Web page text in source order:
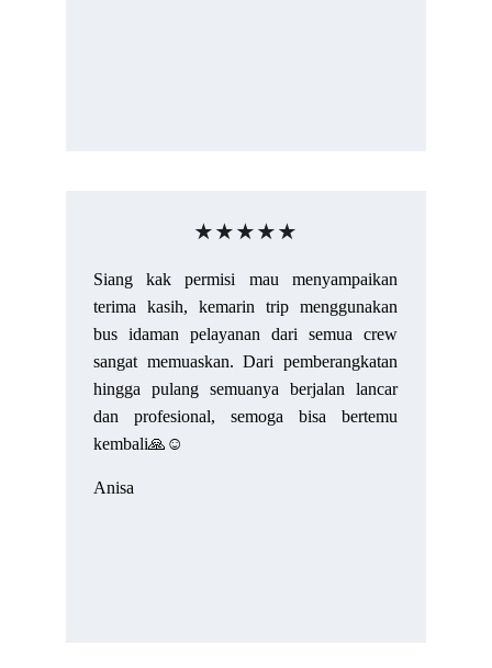
Siang kak permisi mau menyampaikan
terima kasih, kemarin trip menggunakan
bus idaman pelayanan dari semua crew
sangat memuaskan. Dari pemberangkatan
hingga pulang semuanya berjalan lancar
dan profesional, semoga bisa bertemu
kembali🙏☺️
Anisa
★★★★★